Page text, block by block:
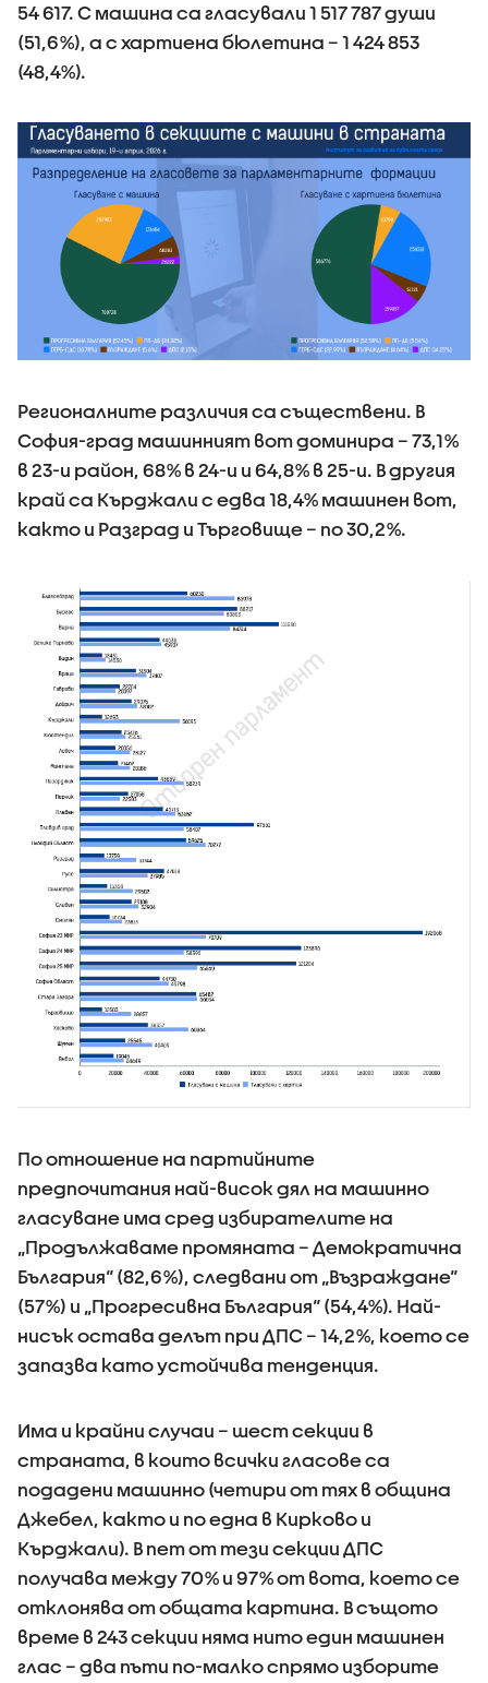
54 617. С машина са гласували 1 517 787 души
(51,6%), а с хартиена бюлетина – 1 424 853
(48,4%).
Регионалните различия са съществени. В
София-град машинният вот доминира – 73,1%
в 23-и район, 68% в 24-и и 64,8% в 25-и. В другия
край са Кърджали с едва 18,4% машинен вот,
както и Разград и Търговище – по 30,2%.
По отношение на партийните
предпочитания най-висок дял на машинно
гласуване има сред избирателите на
„Продължаваме промяната – Демократична
България“ (82,6%), следвани от „Възраждане“
(57%) и „Прогресивна България“ (54,4%). Най-
нисък остава делът при ДПС – 14,2%, което се
запазва като устойчива тенденция.
Има и крайни случаи – шест секции в
страната, в които всички гласове са
подадени машинно (четири от тях в община
Джебел, както и по една в Кирково и
Кърджали). В пет от тези секции ДПС
получава между 70% и 97% от вота, което се
отклонява от общата картина. В същото
време в 243 секции няма нито един машинен
глас – два пъти по-малко спрямо изборите